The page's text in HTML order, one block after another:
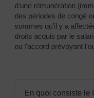
d'une rémunération
des périodes de congé
sommes qu'il y a
droits acquis par le
ou l'accord prévoyant
En quoi consiste le